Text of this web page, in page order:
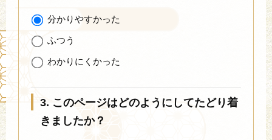
分かりやすかった
ふつう
わかりにくかった
3. このページはどのようにしてたどり着
きましたか？